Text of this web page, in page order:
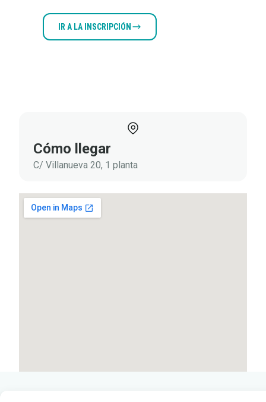
VER
PROGRAMA
IR A LA INSCRIPCIÓN
Cómo llegar
C/ Villanueva 20, 1 planta